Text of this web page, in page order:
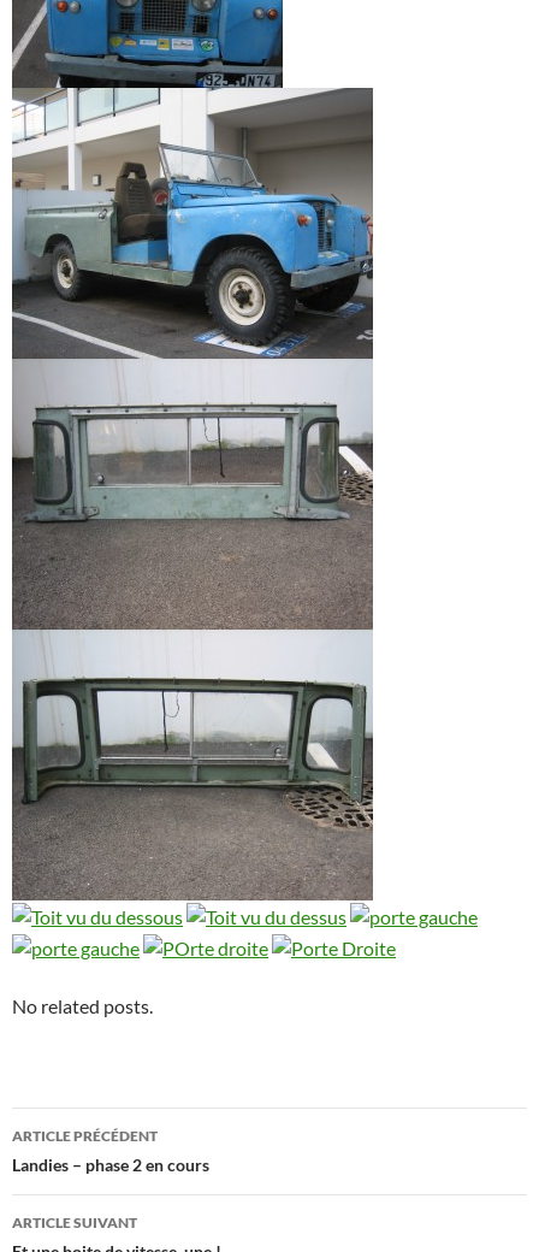
No related posts.
Navigation
des
articles
ARTICLE PRÉCÉDENT
Landies – phase 2 en cours
ARTICLE SUIVANT